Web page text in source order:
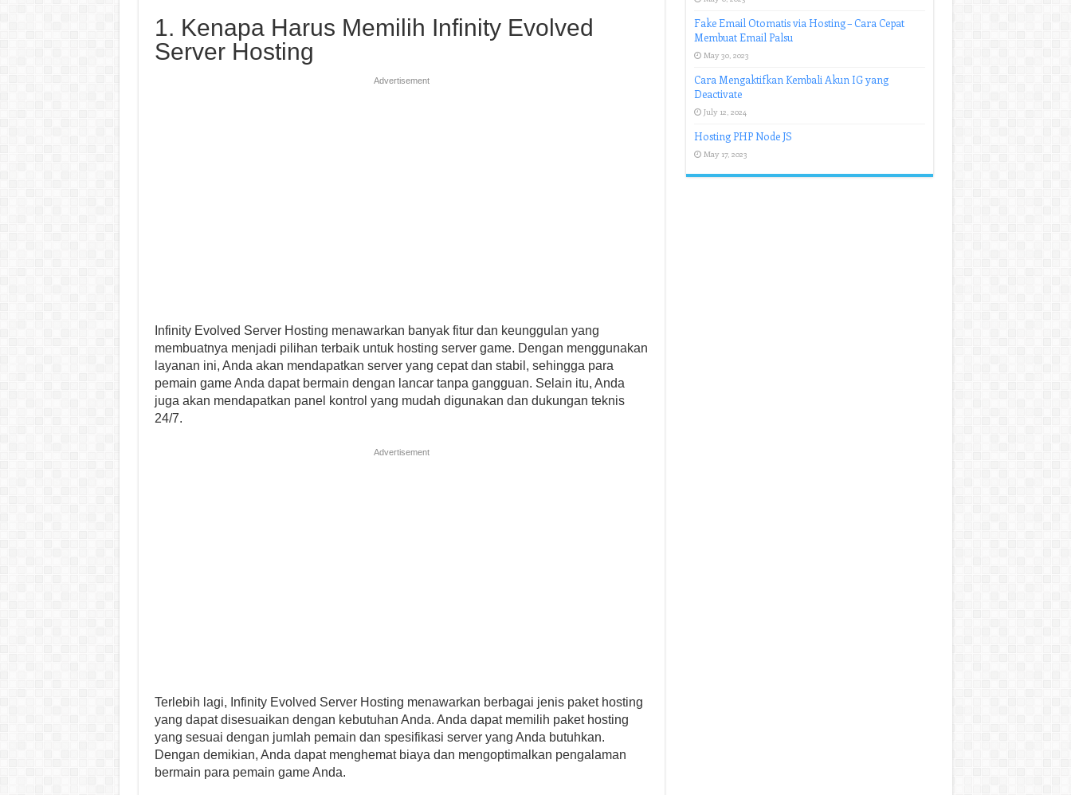
1. Kenapa Harus Memilih Infinity Evolved
Server Hosting
Advertisement
Infinity Evolved Server Hosting menawarkan banyak fitur dan keunggulan yang
membuatnya menjadi pilihan terbaik untuk hosting server game. Dengan menggunakan
layanan ini, Anda akan mendapatkan server yang cepat dan stabil, sehingga para
pemain game Anda dapat bermain dengan lancar tanpa gangguan. Selain itu, Anda
juga akan mendapatkan panel kontrol yang mudah digunakan dan dukungan teknis
24/7.
Advertisement
Terlebih lagi, Infinity Evolved Server Hosting menawarkan berbagai jenis paket hosting
yang dapat disesuaikan dengan kebutuhan Anda. Anda dapat memilih paket hosting
yang sesuai dengan jumlah pemain dan spesifikasi server yang Anda butuhkan.
Dengan demikian, Anda dapat menghemat biaya dan mengoptimalkan pengalaman
bermain para pemain game Anda.
Fake Email Otomatis via Hosting – Cara Cepat
Membuat Email Palsu
May 30, 2023
Cara Mengaktifkan Kembali Akun IG yang
Deactivate
July 12, 2024
Hosting PHP Node JS
May 17, 2023